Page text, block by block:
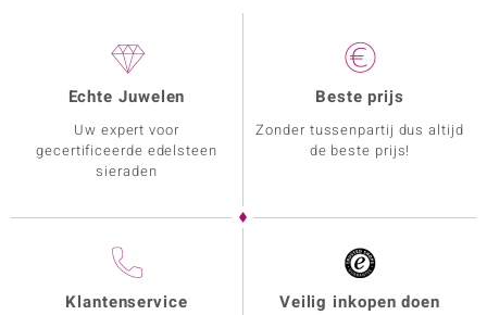
Echte Juwelen
Uw expert voor
gecertificeerde edelsteen
sieraden
Beste prijs
Zonder tussenpartij dus altijd
de beste prijs!
Klantenservice Veilig inkopen doen